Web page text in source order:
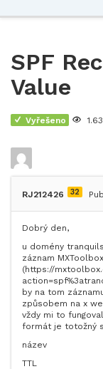
SPF
Value
Vyřešeno
RJ212426 32
Dobrý den,
u domény
záznam
(https://
by na tom
způsobem na x
vždy mi to
formát je totožný
název
TTL